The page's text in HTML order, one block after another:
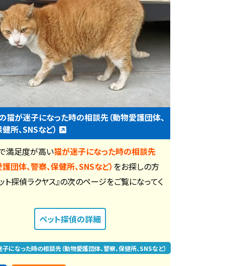
猫が迷子になった時の相談先（動物愛護団体、
所、SNSなど）
満足度が高い猫が迷子になった時の相談先
団体、警察、保健所、SNSなど） をお探しの方
ト探偵ラクヤス』の次のページをご覧になってく
ペット探偵の詳細
になった時の相談先（動物愛護団体、警察、保健所、SNSなど）